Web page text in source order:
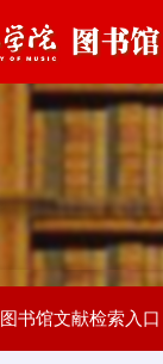
图书馆文献检索入口